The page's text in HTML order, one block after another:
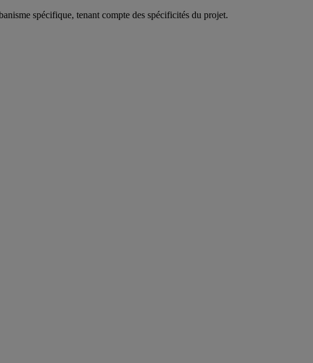
spécifique, tenant compte des spécificités du projet.